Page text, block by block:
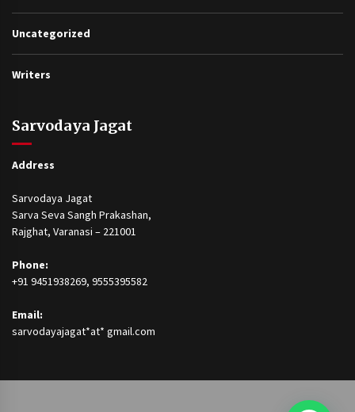
Uncategorized
Writers
Sarvodaya Jagat
Address
Sarvodaya Jagat
Sarva Seva Sangh Prakashan,
Rajghat, Varanasi – 221001
Phone:
+91 9451938269, 9555395582
Email:
sarvodayajagat*at* gmail.com